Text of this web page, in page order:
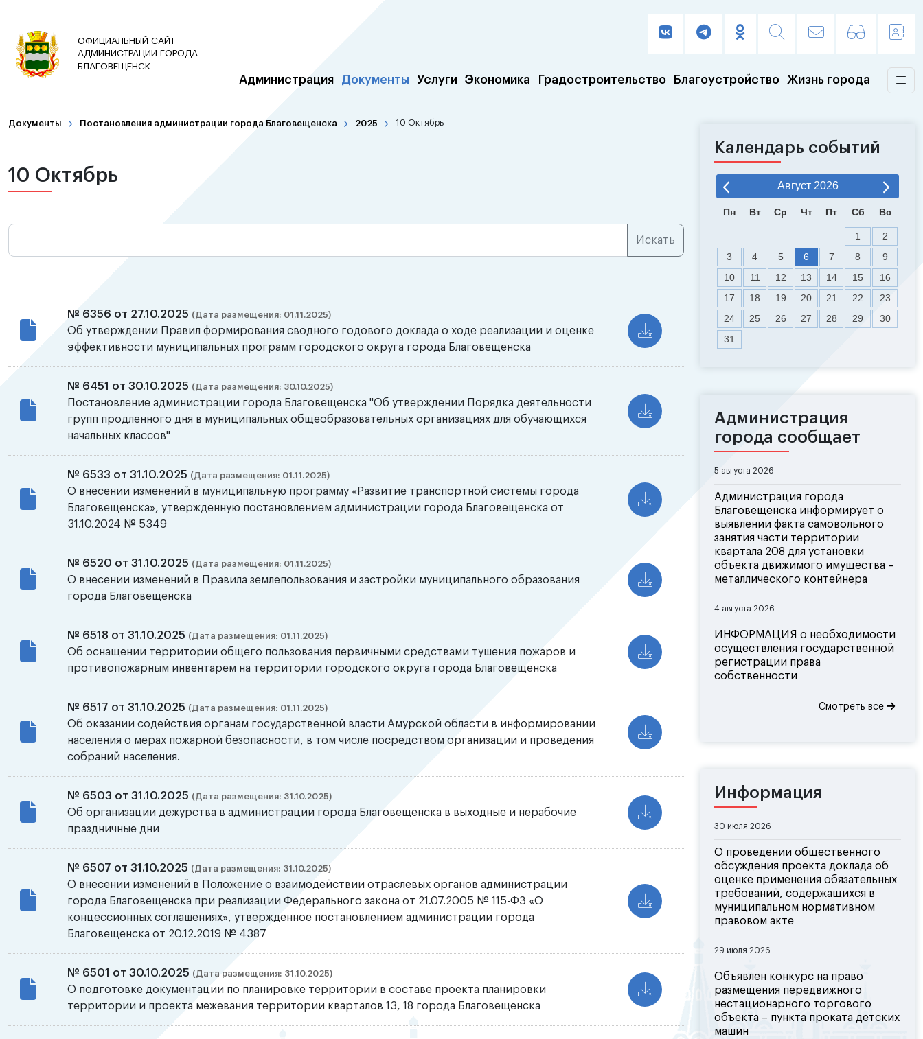
ОФИЦИАЛЬНЫЙ САЙТ
АДМИНИСТРАЦИИ ГОРОДА
БЛАГОВЕЩЕНСК
Администрация Документы Услуги Экономика Градостроительство Благоустройство Жизнь города
Документы Постановления администрации города Благовещенска 2025 10 Октябрь
10 Октябрь
№ 6356 от 27.10.2025 (Дата размещения: 01.11.2025)
Об утверждении Правил формирования сводного годового доклада о ходе реализации и оценке
эффективности муниципальных программ городского округа города Благовещенска
№ 6451 от 30.10.2025 (Дата размещения: 30.10.2025)
Постановление администрации города Благовещенска "Об утверждении Порядка деятельности
групп продленного дня в муниципальных общеобразовательных организациях для обучающихся
начальных классов"
№ 6533 от 31.10.2025 (Дата размещения: 01.11.2025)
О внесении изменений в муниципальную программу «Развитие транспортной системы города
Благовещенска», утвержденную постановлением администрации города Благовещенска от
31.10.2024 № 5349
№ 6520 от 31.10.2025 (Дата размещения: 01.11.2025)
О внесении изменений в Правила землепользования и застройки муниципального образования
города Благовещенска
№ 6518 от 31.10.2025 (Дата размещения: 01.11.2025)
Об оснащении территории общего пользования первичными средствами тушения пожаров и
противопожарным инвентарем на территории городского округа города Благовещенска
№ 6517 от 31.10.2025 (Дата размещения: 01.11.2025)
Об оказании содействия органам государственной власти Амурской области в информировании
населения о мерах пожарной безопасности, в том числе посредством организации и проведения
собраний населения.
№ 6503 от 31.10.2025 (Дата размещения: 31.10.2025)
Об организации дежурства в администрации города Благовещенска в выходные и нерабочие
праздничные дни
№ 6507 от 31.10.2025 (Дата размещения: 31.10.2025)
О внесении изменений в Положение о взаимодействии отраслевых органов администрации
города Благовещенска при реализации Федерального закона от 21.07.2005 № 115-ФЗ «О
концессионных соглашениях», утвержденное постановлением администрации города
Благовещенска от 20.12.2019 № 4387
№ 6501 от 30.10.2025 (Дата размещения: 31.10.2025)
О подготовке документации по планировке территории в составе проекта планировки
территории и проекта межевания территории кварталов 13, 18 города Благовещенска
Календарь событий
Август 2026
Пн Вт Ср Чт Пт Сб Вс
1
2
3
4 5 6 7 8
9
10
11 12 13 14 15
16
17
18 19 20 21 22
23
24
25 26 27 28 29
30
31
Администрация
города сообщает
5 августа 2026
Администрация города
Благовещенска информирует о
выявлении факта самовольного
занятия части территории
квартала 208 для установки
объекта движимого имущества –
металлического контейнера
4 августа 2026
ИНФОРМАЦИЯ о необходимости
осуществления государственной
регистрации права
собственности
Смотреть все
Информация
30 июля 2026
О проведении общественного
обсуждения проекта доклада об
оценке применения обязательных
требований, содержащихся в
муниципальном нормативном
правовом акте
29 июля 2026
Объявлен конкурс на право
размещения передвижного
нестационарного торгового
объекта – пункта проката детских
машин